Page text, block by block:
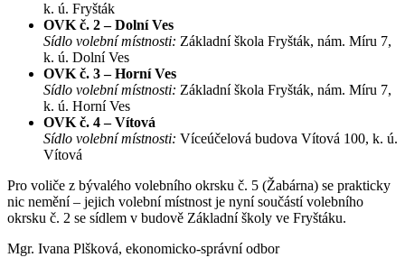
k. ú. Fryšták
OVK č. 2 – Dolní Ves
Sídlo volební místnosti: Základní škola Fryšták, nám. Míru 7,
k. ú. Dolní Ves
OVK č. 3 – Horní Ves
Sídlo volební místnosti: Základní škola Fryšták, nám. Míru 7,
k. ú. Horní Ves
OVK č. 4 – Vítová
Sídlo volební místnosti: Víceúčelová budova Vítová 100, k. ú.
Vítová
Pro voliče z bývalého volebního okrsku č. 5 (Žabárna) se prakticky
nic nemění – jejich volební místnost je nyní součástí volebního
okrsku č. 2 se sídlem v budově Základní školy ve Fryštáku.
Mgr. Ivana Plšková, ekonomicko-správní odbor